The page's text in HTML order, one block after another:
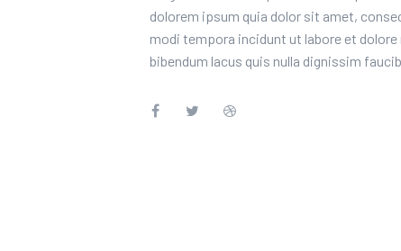
dolorem ipsum quia dolor sit amet,
modi tempora incidunt ut labore et
bibendum lacus quis nulla dignissim